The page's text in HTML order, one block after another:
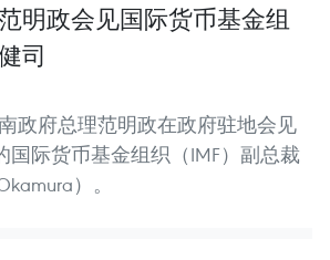
明政会见国际货币基金组
司
政府总理范明政在政府驻地会见
国际货币基金组织（IMF）副总裁
）。